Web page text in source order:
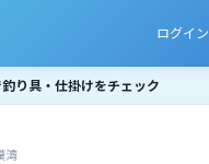
ログイン
り具・仕掛けをチェック
湾